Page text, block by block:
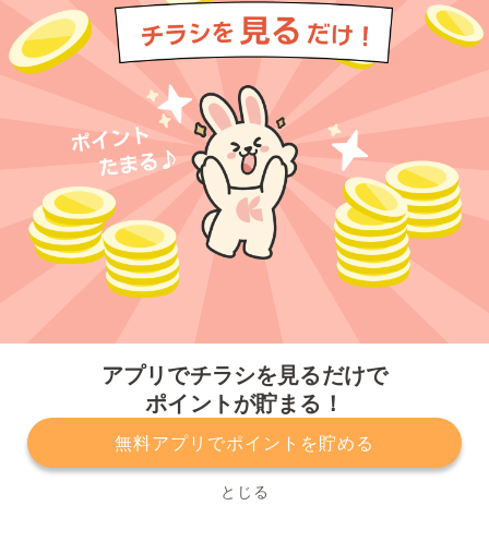
アプリでチラシを見るだけで
ポイントが貯まる！
無料アプリでポイントを貯める
とじる
プライバシーポリシー 利用規約
運営会社
サービスに関してのお問い合わせ